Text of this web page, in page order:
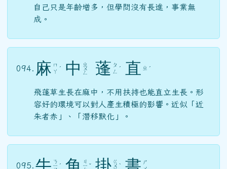
自己只是年齡增多，但學問沒有長進，事業無
成。
094. 麻 ㄇ
ㄚ ˊ 中 ㄓ
ㄨ
ㄥ 蓬 ㄆ
ㄥ
ˊ 直 ㄓ ˊ
飛蓬草生長在麻中，不用扶持也能直立生長。形
容好的環境可以對人產生積極的影響。近似「近
朱者赤」、「潛移默化」。
095. ㄋ
ㄧ ˊ
ㄐ
ㄧ ˇ
ㄍ
ㄨ ˋ
ㄕ